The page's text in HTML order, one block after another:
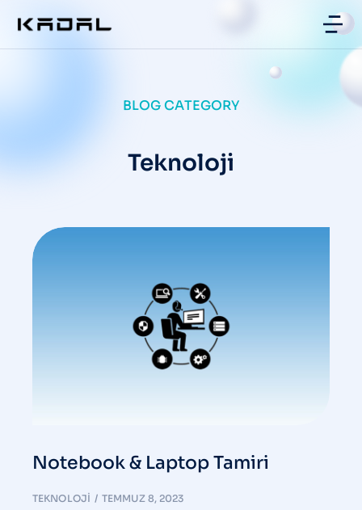
BLOG CATEGORY
Teknoloji
Notebook & Laptop Tamiri
TEKNOLOJI TEMMUZ 8, 2023